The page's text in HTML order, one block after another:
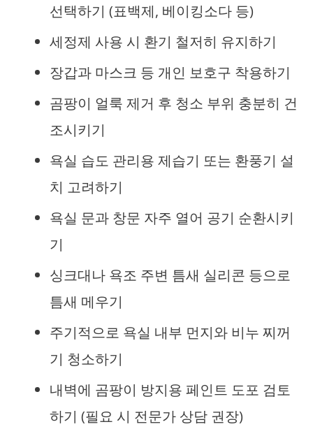
선택하기 (표백제, 베이킹소다 등)
세정제 사용 시 환기 철저히 유지하기
장갑과 마스크 등 개인 보호구 착용하기
곰팡이 얼룩 제거 후 청소 부위 충분히 건
조시키기
욕실 습도 관리용 제습기 또는 환풍기 설
치 고려하기
욕실 문과 창문 자주 열어 공기 순환시키
기
싱크대나 욕조 주변 틈새 실리콘 등으로
틈새 메우기
주기적으로 욕실 내부 먼지와 비누 찌꺼
기 청소하기
내벽에 곰팡이 방지용 페인트 도포 검토
하기 (필요 시 전문가 상담 권장)